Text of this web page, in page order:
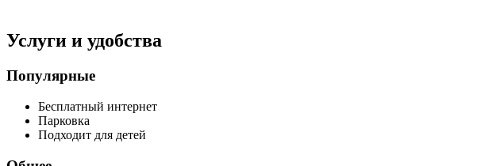
Услуги и удобства
Популярные
Бесплатный интернет
Парковка
Подходит для детей